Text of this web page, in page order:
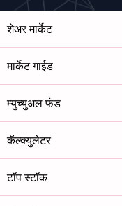
शेअर मार्केट
मार्केट गाईड
म्युच्युअल फंड
कॅल्क्युलेटर
टॉप स्टॉक